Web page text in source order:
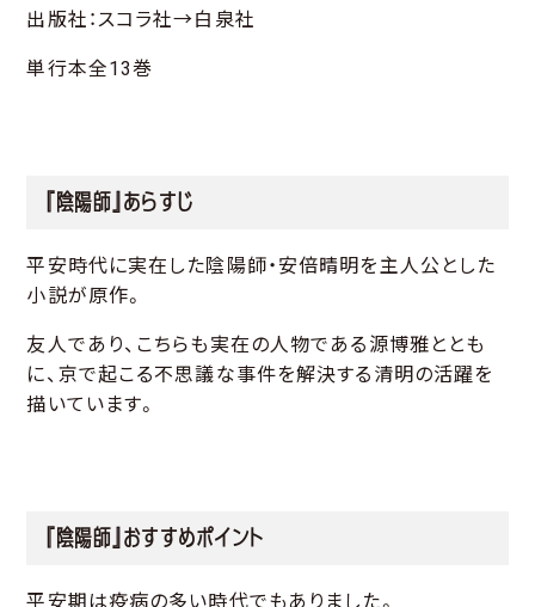
出版社：スコラ社→白泉社
単行本全13巻
『陰陽師』あらすじ
平安時代に実在した陰陽師・安倍晴明を主人公とした
小説が原作。
友人であり、こちらも実在の人物である源博雅ととも
に、京で起こる不思議な事件を解決する清明の活躍を
描いています。
『陰陽師』おすすめポイント
平安期は疫病の多い時代でもありました。